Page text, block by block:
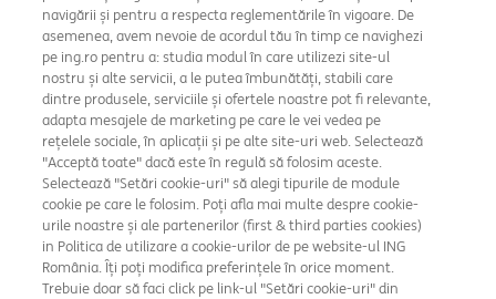
Setări cookie
Rate și dobânzi
Securitate
Amsterdam Broker de Asigurare
navigării și pentru a respecta reglementările în vigoare. De
asemenea, avem nevoie de acordul tău în timp ce navighezi
pe ing.ro pentru a: studia modul în care utilizezi site-ul
nostru și alte servicii, a le putea îmbunătăți, stabili care
dintre produsele, serviciile și ofertele noastre pot fi relevante,
adapta mesajele de marketing pe care le vei vedea pe
rețelele sociale, în aplicații și pe alte site-uri web. Selectează
"Acceptă toate" dacă este în regulă să folosim aceste.
Selectează "Setări cookie-uri" să alegi tipurile de module
cookie pe care le folosim. Poți afla mai multe despre cookie-
urile noastre și ale partenerilor (first & third parties cookies)
in Politica de utilizare a cookie-urilor de pe website-ul ING
România. Îți poți modifica preferințele în orice moment.
Trebuie doar să faci click pe link-ul "Setări cookie-uri" din